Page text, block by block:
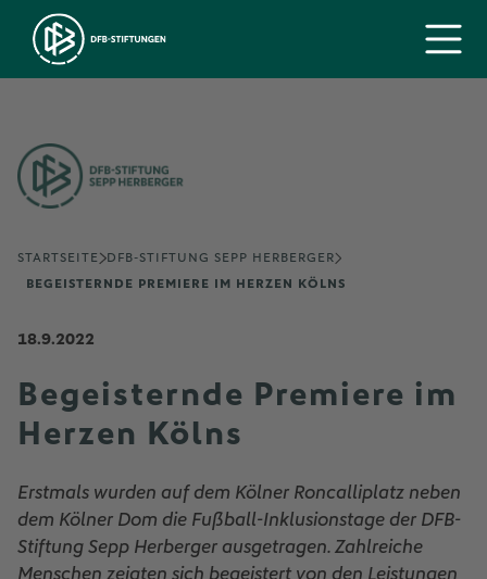
STARTSEITE
DFB-STIFTUNG SEPP HERBERGER
BEGEISTERNDE PREMIERE IM HERZEN KÖLNS
18.9.2022
Begeisternde Premiere im
Herzen Kölns
Erstmals wurden auf dem Kölner Roncalliplatz neben
dem Kölner Dom die Fußball-Inklusionstage der DFB-
Stiftung Sepp Herberger ausgetragen. Zahlreiche
Menschen zeigten sich begeistert von den Leistungen